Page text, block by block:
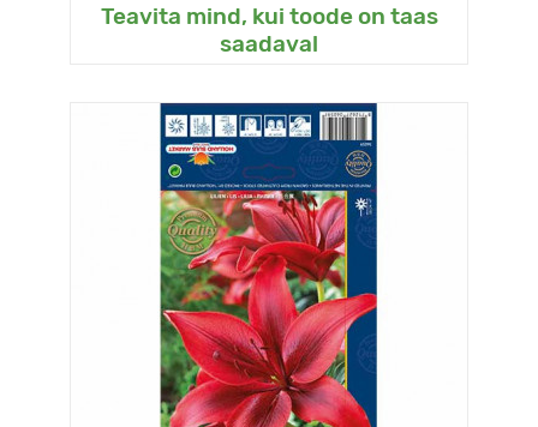
Teavita mind, kui toode on taas
saadaval